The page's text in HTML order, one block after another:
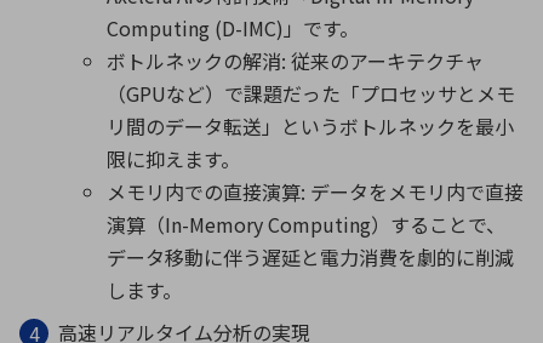
Computing (D-IMC)」です。
ボトルネックの解消: 従来のアーキテクチャ
（GPUなど）で課題だった「プロセッサとメモ
リ間のデータ転送」というボトルネックを最小
限に抑えます。
メモリ内での直接演算: データをメモリ内で直接
演算（In-Memory Computing）することで、
データ移動に伴う遅延と電力消費を劇的に削減
します。
高速リアルタイム分析の実現